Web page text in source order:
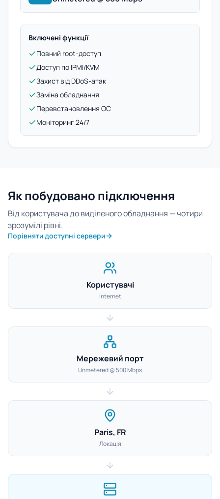
Включені функції
Повний root-доступ
Доступ по IPMI/KVM
Захист від DDoS-атак
Заміна обладнання
Перевстановлення ОС
Моніторинг 24/7
Як побудовано підключення
Від користувача до виділеного обладнання — чотири
зрозумілі рівні.
Порівняти доступні сервери
Користувачі
Internet
Мережевий порт
Unmetered @ 500 Mbps
Paris, FR
Локація